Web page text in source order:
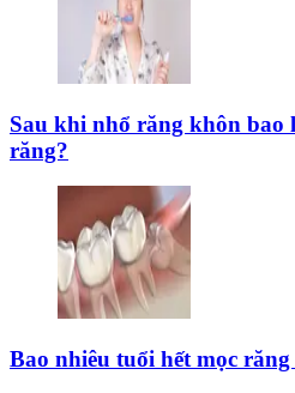
Sau khi nhổ răng khôn bao
răng?
Bao nhiêu tuổi hết mọc